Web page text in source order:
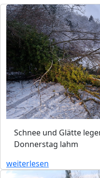
Schnee und Glätte
Donnerstag lahm
weiterlesen